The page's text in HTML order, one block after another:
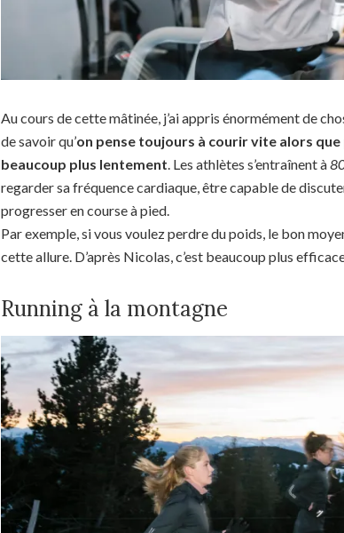
Au cours de cette mâtinée, j’ai appris énormément de
de savoir qu’on pense toujours à courir vite alors
beaucoup plus lentement . Les athlètes s’entraînent à
regarder sa fréquence cardiaque, être capable de
progresser en course à pied.
Par exemple, si vous voulez perdre du poids, le bon
cette allure. D’après Nicolas, c’est beaucoup plus
Running à la montagne